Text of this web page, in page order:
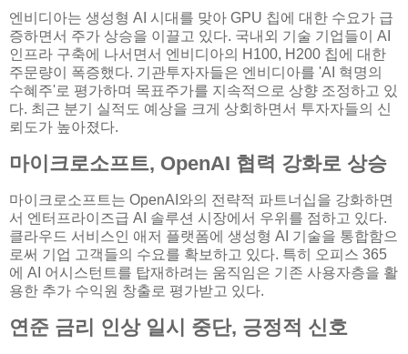
엔비디아는 생성형 AI 시대를 맞아 GPU 칩에 대한 수요가 급
증하면서 주가 상승을 이끌고 있다. 국내외 기술 기업들이 AI
인프라 구축에 나서면서 엔비디아의 H100, H200 칩에 대한
주문량이 폭증했다. 기관투자자들은 엔비디아를 'AI 혁명의
수혜주'로 평가하며 목표주가를 지속적으로 상향 조정하고 있
다. 최근 분기 실적도 예상을 크게 상회하면서 투자자들의 신
뢰도가 높아졌다.
마이크로소프트, OpenAI 협력 강화로 상승
마이크로소프트는 OpenAI와의 전략적 파트너십을 강화하면
서 엔터프라이즈급 AI 솔루션 시장에서 우위를 점하고 있다.
클라우드 서비스인 애저 플랫폼에 생성형 AI 기술을 통합함으
로써 기업 고객들의 수요를 확보하고 있다. 특히 오피스 365
에 AI 어시스턴트를 탑재하려는 움직임은 기존 사용자층을 활
용한 추가 수익원 창출로 평가받고 있다.
연준 금리 인상 일시 중단, 긍정적 신호